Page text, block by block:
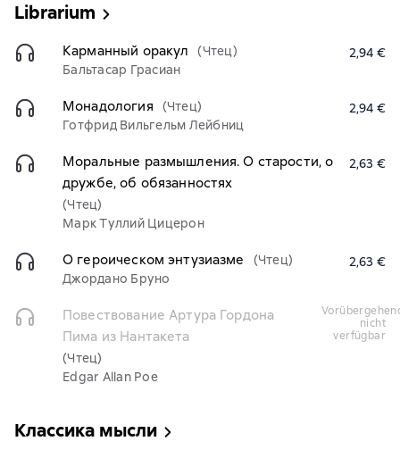
Librarium
Карманный оракул
(Чтец)
Бальтасар Грасиан
2,94 €
Монадология
(Чтец)
Готфрид Вильгельм Лейбниц
2,94 €
Моральные размышления. О старости, о
дружбе, об обязанностях
(Чтец)
Марк Туллий Цицерон
2,63 €
О героическом энтузиазме
(Чтец)
Джордано Бруно
2,63 €
Повествование Артура Гордона
Пима из Нантакета
(Чтец)
Edgar Allan Poe
vorübergehend
nicht
verfügbar
Классика мысли